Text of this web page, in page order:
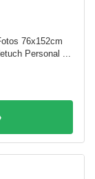
76x152cm
Personal ...